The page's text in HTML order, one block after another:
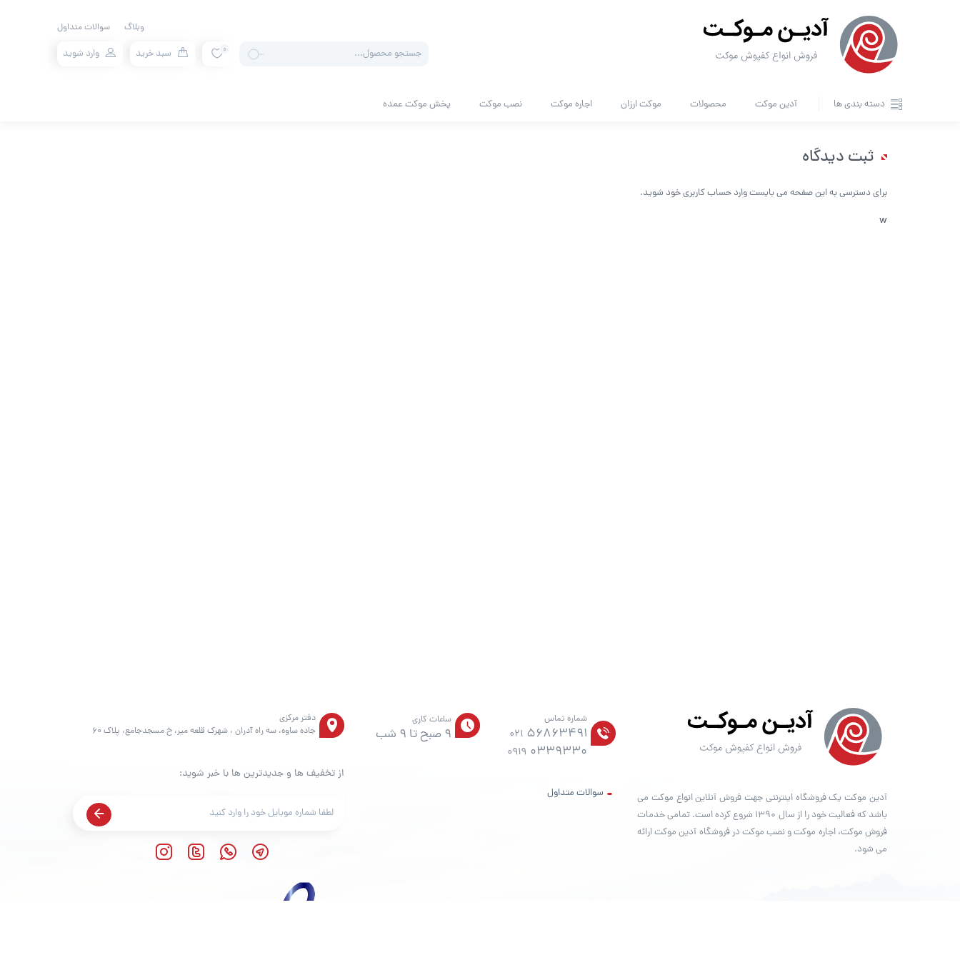
وبلاگ سوالات متداول
search
0 سبد خرید وارد شوید
دسته بندی ها آدین موکت محصولات موکت ارزان اجاره موکت نصب موکت پخش موکت عمده
ثبت دیدگاه
برای دسترسی به این صفحه می بایست وارد حساب کاربری خود شوید.
w
آدین موکت یک فروشگاه اینترنتی جهت فروش آنلاین انواع موکت می
باشد که فعالیت خود را از سال ۱۳۹۰ شروع کرده است. تمامی خدمات
فروش موکت، اجاره موکت و نصب موکت در فروشگاه آدین موکت ارائه
می شود.
شماره تماس
021 56863491
0919 0339330
سوالات متداول
ساعات کاری
9 صبح تا 9 شب
دفتر مرکزی
جاده ساوه، سه راه آدران ، شهرک قلعه میر، خ مسجدجامع، پلاک 60
از تخفیف ها و جدیدترین ها با خبر شوید: